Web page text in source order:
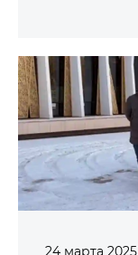
24 марта 2025